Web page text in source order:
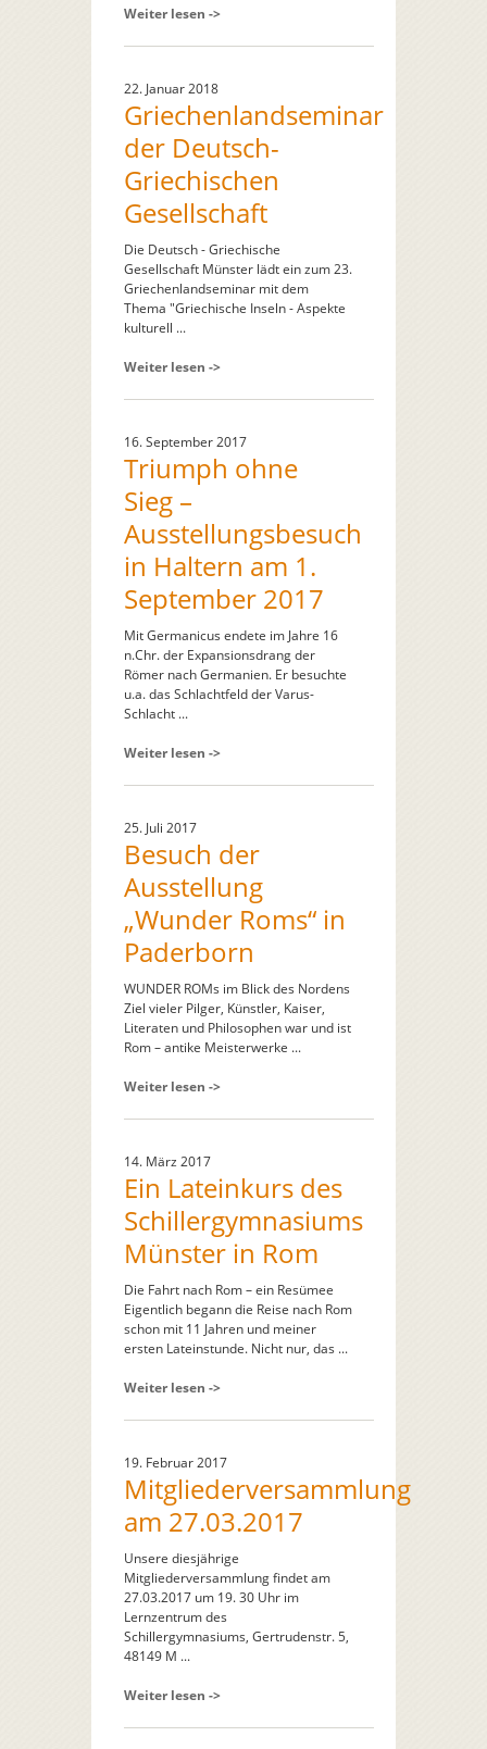
Weiter lesen ->
22. Januar 2018
Griechenlandseminar
der Deutsch-
Griechischen
Gesellschaft
Die Deutsch - Griechische
Gesellschaft Münster lädt ein zum 23.
Griechenlandseminar mit dem
Thema "Griechische Inseln - Aspekte
kulturell ...
Weiter lesen ->
16. September 2017
Triumph ohne
Sieg –
Ausstellungsbesuch
in Haltern am 1.
September 2017
Mit Germanicus endete im Jahre 16
n.Chr. der Expansionsdrang der
Römer nach Germanien. Er besuchte
u.a. das Schlachtfeld der Varus-
Schlacht ...
Weiter lesen ->
25. Juli 2017
Besuch der
Ausstellung
„Wunder Roms“ in
Paderborn
WUNDER ROMs im Blick des Nordens
Ziel vieler Pilger, Künstler, Kaiser,
Literaten und Philosophen war und ist
Rom – antike Meisterwerke ...
Weiter lesen ->
14. März 2017
Ein Lateinkurs des
Schillergymnasiums
Münster in Rom
Die Fahrt nach Rom – ein Resümee
Eigentlich begann die Reise nach Rom
schon mit 11 Jahren und meiner
ersten Lateinstunde. Nicht nur, das ...
Weiter lesen ->
19. Februar 2017
Mitgliederversammlung
am 27.03.2017
Unsere diesjährige
Mitgliederversammlung findet am
27.03.2017 um 19. 30 Uhr im
Lernzentrum des
Schillergymnasiums, Gertrudenstr. 5,
48149 M ...
Weiter lesen ->